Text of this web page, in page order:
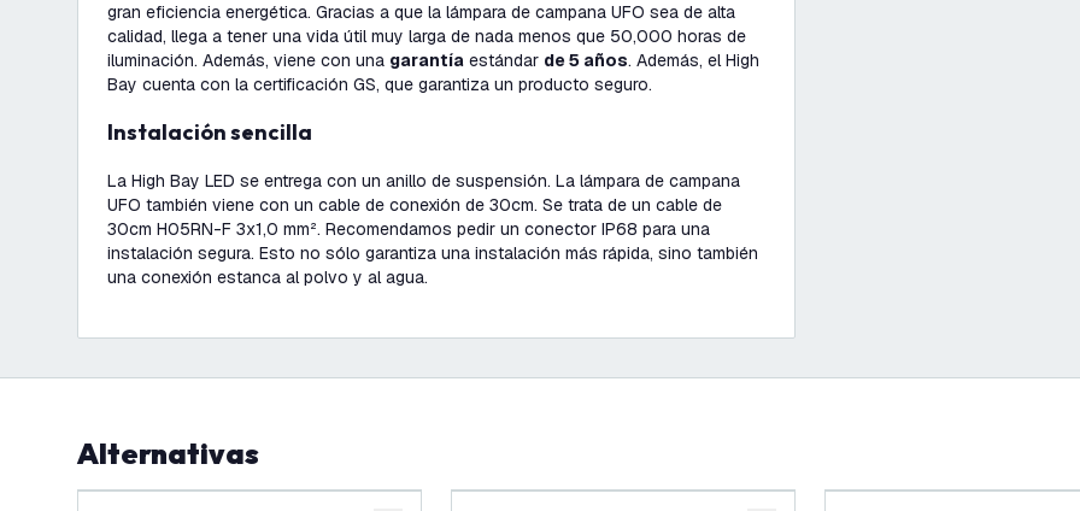
gran eficiencia energética. Gracias a que la lámpara de campana UFO sea de alta
calidad, llega a tener una vida útil muy larga de nada menos que 50,000 horas de
iluminación. Además, viene con una garantía estándar de 5 años. Además, el High
Bay cuenta con la certificación GS, que garantiza un producto seguro.
Instalación sencilla
La High Bay LED se entrega con un anillo de suspensión. La lámpara de campana
UFO también viene con un cable de conexión de 30cm. Se trata de un cable de
30cm H05RN-F 3x1,0 mm². Recomendamos pedir un conector IP68 para una
instalación segura. Esto no sólo garantiza una instalación más rápida, sino también
una conexión estanca al polvo y al agua.
Alternativas